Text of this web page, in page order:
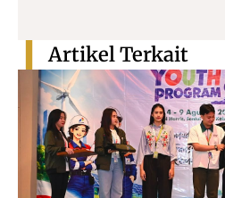
Artikel Terkait